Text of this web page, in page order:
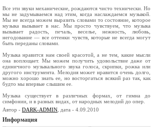
Все эти звуки механические, рождаются чисто технически. Но
мы не задумываемся над этим, когда наслаждаемся музыкой.
Мы не всегда мо­жем выразить словами то состояние, которое
му­зыка вызывает в нас. Мы просто чувствуем, что музыка
вызывает радость, печаль, веселье, неж­ность, любовь,
негодование — все оттенки чувств, которые не всегда могут
быть переданы словами.
Музыка нравится нам своей красотой, а не тем, какие мысли
она воплощает. Мы можем по­лучить удовольствие даже от
единичного музы­кального звука голоса, скрипки, рожка или
друго­го инструмента. Мелодия может нравится очень долго,
можно хорошо знать ее, но восторгаться всякий раз так, как
будто мы впервые слышим ее.
Музыка существует в различных формах, от гимна до
симфонии, и в разных видах, от народ­ных мелодий до опер.
Автор - DARK-ADMIN , дата - 4.09.2010
Информация